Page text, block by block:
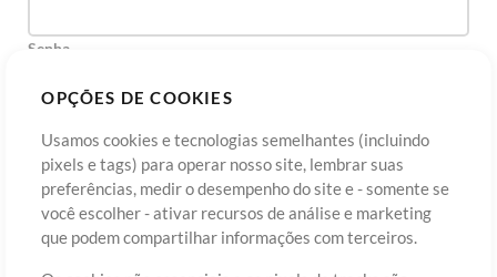
OPÇÕES DE COOKIES
Usamos cookies e tecnologias semelhantes (incluindo
pixels e tags) para operar nosso site, lembrar suas
preferências, medir o desempenho do site e - somente se
você escolher - ativar recursos de análise e marketing
que podem compartilhar informações com terceiros.
Senha
Cadastre-seEsqueceu sua senha?
Termos de Uso Política de Privacidade
Preferências de
Contato